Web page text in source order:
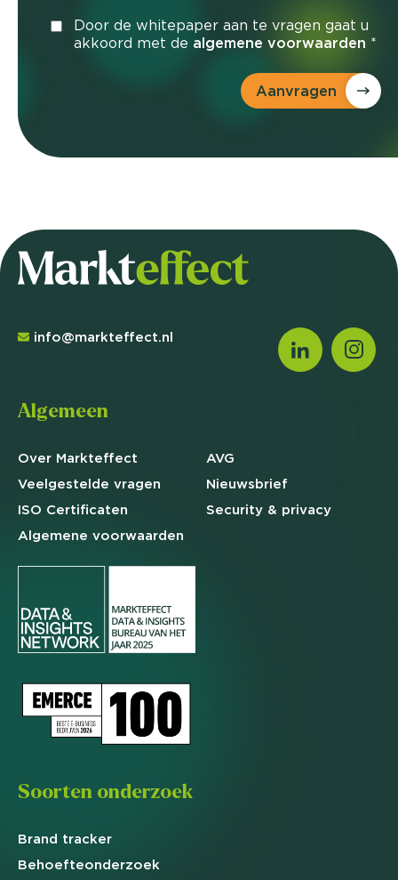
Door de whitepaper aan te vragen gaat u
akkoord met de algemene voorwaarden *
Aanvragen
info@markteffect.nl
Algemeen
Over Markteffect
Veelgestelde vragen
ISO Certificaten
Algemene voorwaarden
AVG
Nieuwsbrief
Security & privacy
Soorten onderzoek
Brand tracker
Behoefteonderzoek